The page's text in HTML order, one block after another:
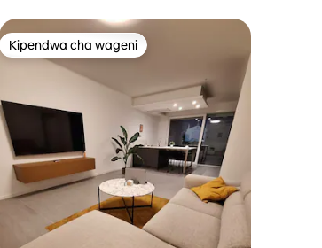
wa 4.9 kati ya 5, tathmini 130
Kipendwa cha wageni
Kipendwa cha wageni